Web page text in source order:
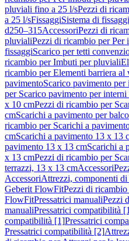
pluviali fino a 25 l/sPezzi di
a 25 l/sFissaggiSistema di
d250–315AccessoriPezzi di
pluvialiPezzi di ricambio per Per
fissaggiScarico per tetti
ricambio per Imbuti per pluviali
ricambio per Elementi barriera al
pavimentoScarico pavimento per
per Scarico pavimento per interni
x 10 cmPezzi di ricambio per
cmScarichi a pavimento per
ricambio per Scarichi a
cmScarichi a pavimento 13 x 13
pavimento 13 x 13 cmScarichi a
x 13 cmPezzi di ricambio per
terrazzi, 13 x 13 cmAccessori
AccessoriAttrezzi, componenti di
Geberit FlowFitPezzi di
FlowFitPressatrici manualiPezzi
manualiPressatrici compatibilità
compatibilità [1]Pressatrici
Pressatrici compatibilità [2]